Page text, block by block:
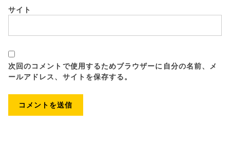
サイト
次回のコメントで使用するためブラウザーに自分の名前、メ
ールアドレス、サイトを保存する。